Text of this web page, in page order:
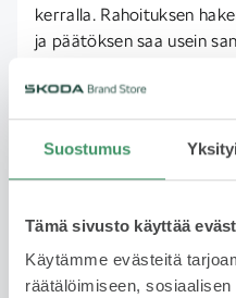
Suostumus
Tämä sivusto käyttää
Käytämme evästeitä
räätälöimiseen,
kerralla. Rahoituksen
ja päätöksen saa usein
Kysy